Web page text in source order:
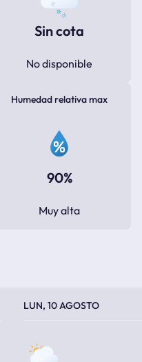
Sin cota
No disponible
Humedad relativa max
90%
Muy alta
LUN, 10 AGOSTO